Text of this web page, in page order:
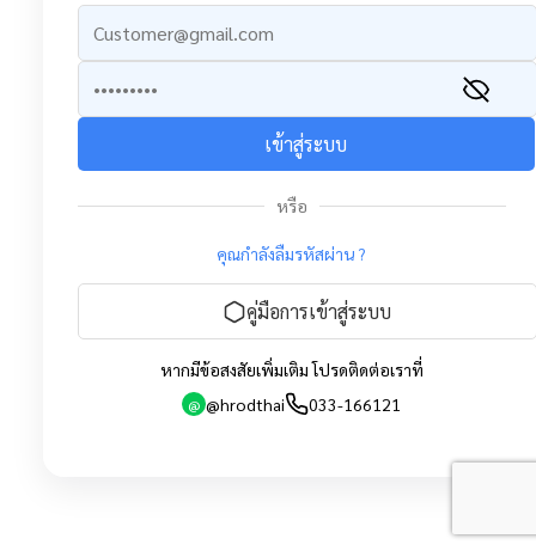
เข้าสู่ระบบ
หรือ
คุณกำลังลืมรหัสผ่าน ?
คู่มือการเข้าสู่ระบบ
หากมีข้อสงสัยเพิ่มเติม โปรดติดต่อเราที่
@ @hrodthai 033-166121